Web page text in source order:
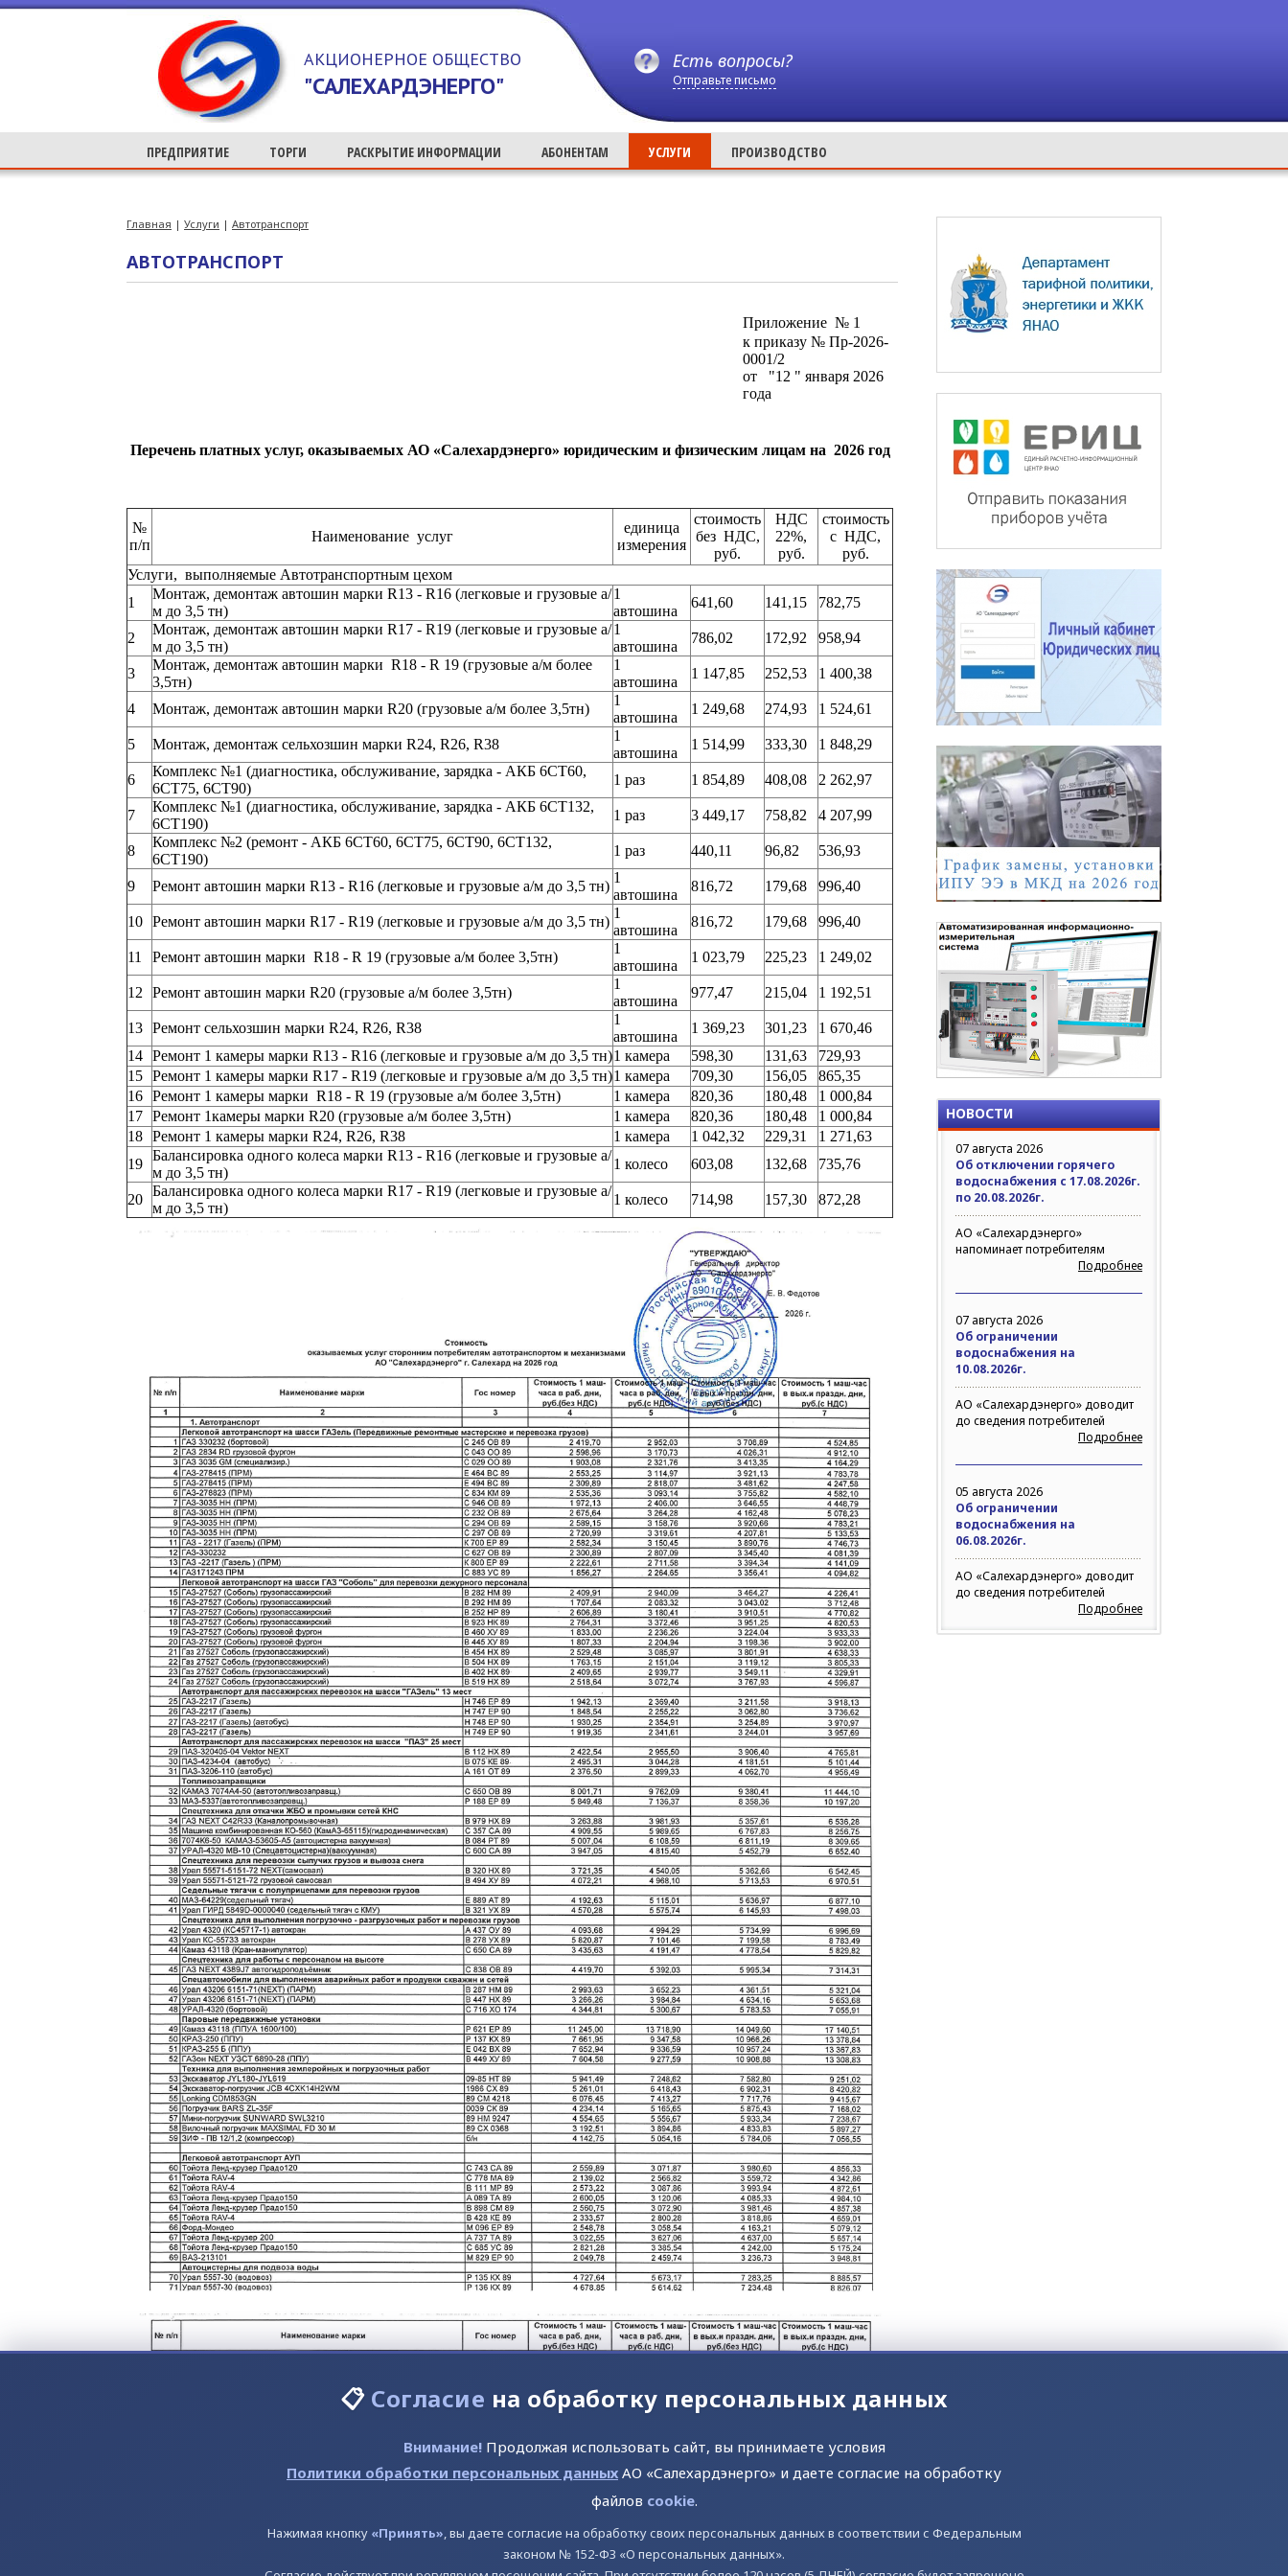
>
АКЦИОНЕРНОЕ ОБЩЕСТВО
"САЛЕХАРДЭНЕРГО"
Есть вопросы?
Отправьте письмо
ПРЕДПРИЯТИЕ ТОРГИ РАСКРЫТИЕ ИНФОРМАЦИИ АБОНЕНТАМ УСЛУГИ ПРОИЗВОДСТВО
Главная | Услуги | Автотранспорт
АВТОТРАНСПОРТ
Приложение № 1
к приказу № Пр-2026-
0001/2
от "12 " января 2026
года
Перечень платных услуг, оказываемых АО «Салехардэнерго» юридическим и физическим лицам на 2026 год
№
п/п
Наименование услуг
единица
измерения
стоимость
без НДС,
руб.
НДС
22%,
руб.
стоимость
с НДС,
руб.
Услуги, выполняемые Автотранспортным цехом
1
Монтаж, демонтаж автошин марки R13 - R16 (легковые и грузовые а/
м до 3,5 тн)
1
автошина
641,60 141,15 782,75
2
Монтаж, демонтаж автошин марки R17 - R19 (легковые и грузовые а/
м до 3,5 тн)
1
автошина
786,02 172,92 958,94
3
Монтаж, демонтаж автошин марки R18 - R 19 (грузовые а/м более
3,5тн)
1
автошина
1 147,85 252,53 1 400,38
4 Монтаж, демонтаж автошин марки R20 (грузовые а/м более 3,5тн)
1
автошина
1 249,68 274,93 1 524,61
5 Монтаж, демонтаж сельхозшин марки R24, R26, R38
1
автошина
1 514,99 333,30 1 848,29
6
Комплекс №1 (диагностика, обслуживание, зарядка - АКБ 6СТ60,
6СТ75, 6СТ90)
1 раз 1 854,89 408,08 2 262,97
7
Комплекс №1 (диагностика, обслуживание, зарядка - АКБ 6СТ132,
6СТ190)
1 раз 3 449,17 758,82 4 207,99
8
Комплекс №2 (ремонт - АКБ 6СТ60, 6СТ75, 6СТ90, 6СТ132,
6СТ190)
1 раз 440,11 96,82 536,93
9 Ремонт автошин марки R13 - R16 (легковые и грузовые а/м до 3,5 тн)
1
автошина
816,72 179,68 996,40
10 Ремонт автошин марки R17 - R19 (легковые и грузовые а/м до 3,5 тн)
1
автошина
816,72 179,68 996,40
11 Ремонт автошин марки R18 - R 19 (грузовые а/м более 3,5тн)
1
автошина
1 023,79 225,23 1 249,02
12 Ремонт автошин марки R20 (грузовые а/м более 3,5тн)
1
автошина
977,47 215,04 1 192,51
13 Ремонт сельхозшин марки R24, R26, R38
1
автошина
1 369,23 301,23
1 670,46
14 Ремонт 1 камеры марки R13 - R16 (легковые и грузовые а/м до 3,5 тн)1 камера 598,30 131,63
729,93
15 Ремонт 1 камеры марки R17 - R19 (легковые и грузовые а/м до 3,5 тн)1 камера 709,30 156,05
865,35
16 Ремонт 1 камеры марки R18 - R 19 (грузовые а/м более 3,5тн) 1 камера 820,36 180,48
1 000,84
17 Ремонт 1камеры марки R20 (грузовые а/м более 3,5тн) 1 камера 820,36 180,48
1 000,84
18 Ремонт 1 камеры марки R24, R26, R38 1 камера 1 042,32 229,31
1 271,63
19
Балансировка одного колеса марки R13 - R16 (легковые и грузовые а/
м до 3,5 тн)
1 колесо 603,08 132,68 735,76
20
Балансировка одного колеса марки R17 - R19 (легковые и грузовые а/
м до 3,5 тн)
1 колесо 714,98 157,30 872,28
НОВОСТИ
07 августа 2026
Об отключении горячего
водоснабжения с 17.08.2026г.
по 20.08.2026г.
АО «Салехардэнерго»
напоминает потребителям
Подробнее
07 августа 2026
Об ограничении
водоснабжения на
10.08.2026г.
АО «Салехардэнерго» доводит
до сведения потребителей
Подробнее
05 августа 2026
Об ограничении
водоснабжения на
06.08.2026г.
АО «Салехардэнерго» доводит
до сведения потребителей
Подробнее
📋 Согласие на обработку персональных данных
Внимание!Продолжая использовать сайт, вы принимаете условия
Политики обработки персональных данных АО «Салехардэнерго» и даете согласие на обработку
файлов cookie.
Нажимая кнопку «Принять», вы даете согласие на обработку своих персональных данных в соответствии с Федеральным
законом № 152-ФЗ «О персональных данных».